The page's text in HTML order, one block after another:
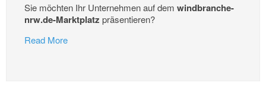
Sie möchten Ihr Unternehmen auf demwindbranche-
nrw.de-Marktplatz präsentieren?
Read More